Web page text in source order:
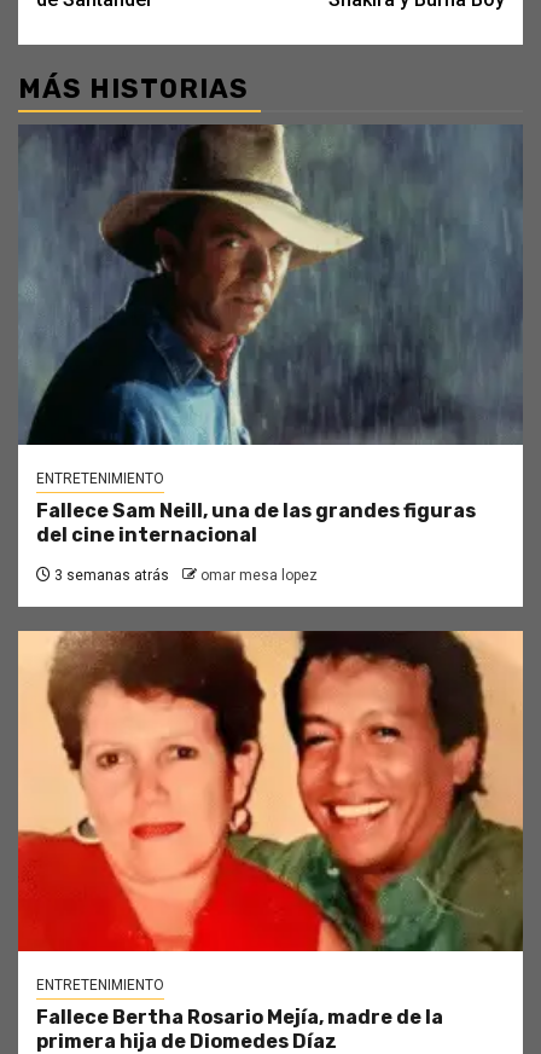
MÁS HISTORIAS
ENTRETENIMIENTO
Fallece Sam Neill, una de las grandes figuras
del cine internacional
3 semanas atrás omar mesa lopez
ENTRETENIMIENTO
Fallece Bertha Rosario Mejía, madre de la
primera hija de Diomedes Díaz